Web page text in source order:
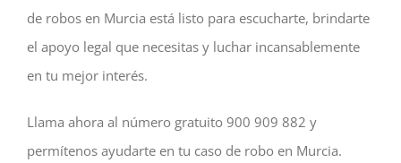
de robos en Murcia está listo para escucharte, brindarte
el apoyo legal que necesitas y luchar incansablemente
en tu mejor interés.
Llama ahora al número gratuito 900 909 882 y
permítenos ayudarte en tu caso de robo en Murcia.